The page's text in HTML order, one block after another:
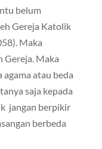
belum
Gereja Katolik
Maka
Gereja. Maka
atau beda
saja kepada
jangan berpikir
berbeda